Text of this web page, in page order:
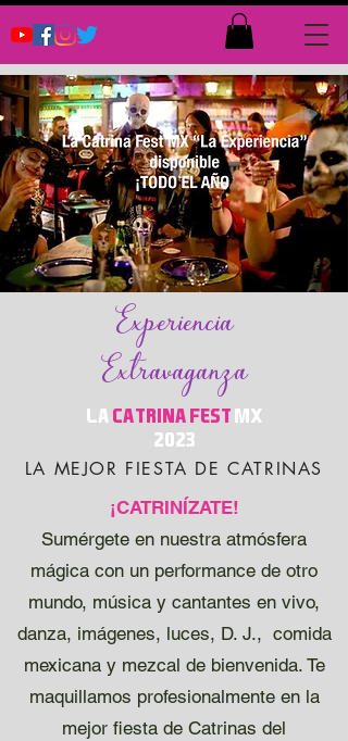
Experiencia
Extravaganza
La Catrina Fest MX
2023
LA MEJOR FIESTA DE CATRINAS
¡CATRINÍZATE!
Sumérgete en nuestra atmósfera
mágica con un performance de otro
mundo, música y cantantes en vivo,
danza, imágenes, luces, D. J., comida
mexicana y mezcal de bienvenida. Te
maquillamos profesionalmente en la
mejor fiesta de Catrinas del